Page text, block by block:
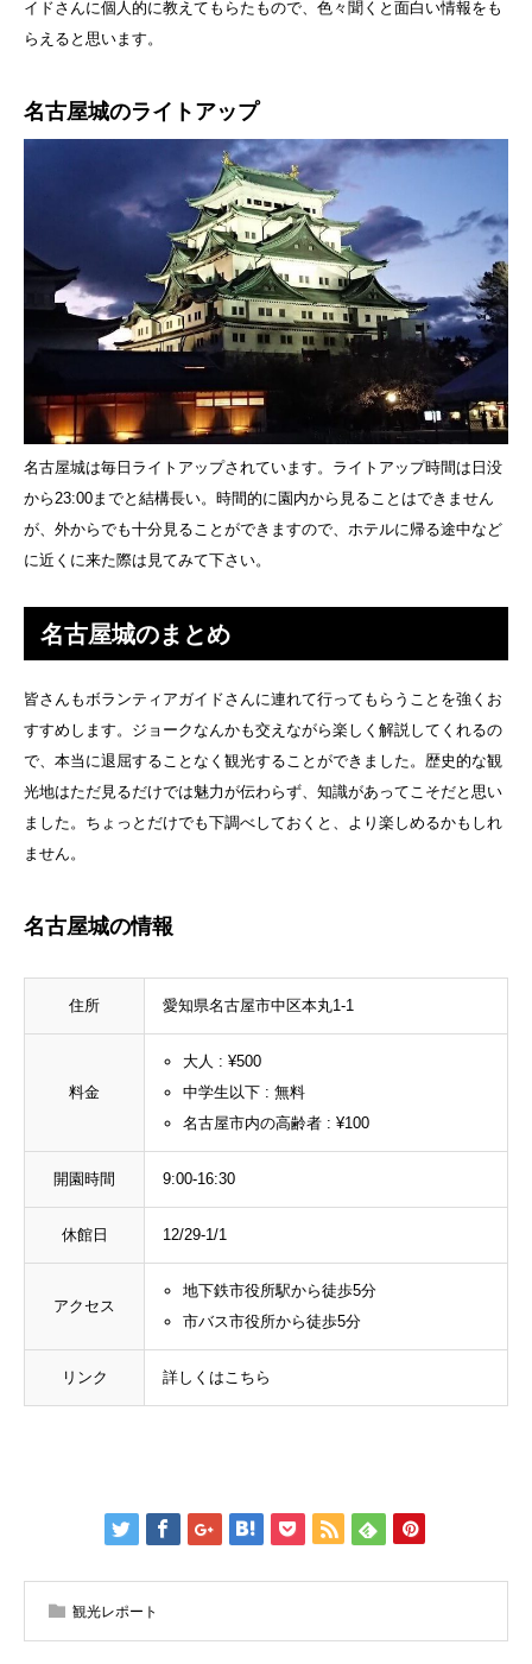
イドさんに個人的に教えてもらたもので、色々聞くと面白い情報をも
らえると思います。
名古屋城のライトアップ
名古屋城は毎日ライトアップされています。ライトアップ時間は日没
から23:00までと結構長い。時間的に園内から見ることはできません
が、外からでも十分見ることができますので、ホテルに帰る途中など
に近くに来た際は見てみて下さい。
名古屋城のまとめ
皆さんもボランティアガイドさんに連れて行ってもらうことを強くお
すすめします。ジョークなんかも交えながら楽しく解説してくれるの
で、本当に退屈することなく観光することができました。歴史的な観
光地はただ見るだけでは魅力が伝わらず、知識があってこそだと思い
ました。ちょっとだけでも下調べしておくと、より楽しめるかもしれ
ません。
名古屋城の情報
住所 愛知県名古屋市中区本丸1-1
料金
大人 : ¥500
中学生以下 : 無料
名古屋市内の高齢者 : ¥100
開園時間 9:00-16:30
休館日 12/29-1/1
アクセス
地下鉄市役所駅から徒歩5分
市バス市役所から徒歩5分
リンク 詳しくはこちら
観光レポート